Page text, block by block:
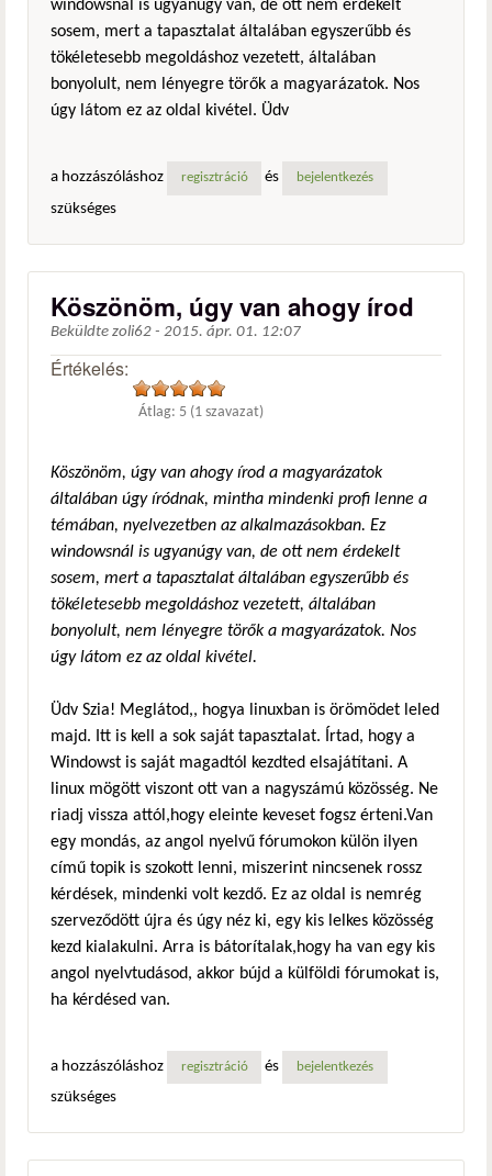
windowsnál is ugyanúgy van, de ott nem érdekelt
sosem, mert a tapasztalat általában egyszerűbb és
tökéletesebb megoldáshoz vezetett, általában
bonyolult, nem lényegre törők a magyarázatok. Nos
úgy látom ez az oldal kivétel. Üdv
a hozzászóláshoz regisztráció és bejelentkezés
szükséges
Köszönöm, úgy van ahogy írod
Beküldte zoli62 - 2015. ápr. 01. 12:07
Értékelés:
Átlag: 5 (1 szavazat)
Köszönöm, úgy van ahogy írod a magyarázatok
általában úgy íródnak, mintha mindenki profi lenne a
témában, nyelvezetben az alkalmazásokban. Ez
windowsnál is ugyanúgy van, de ott nem érdekelt
sosem, mert a tapasztalat általában egyszerűbb és
tökéletesebb megoldáshoz vezetett, általában
bonyolult, nem lényegre törők a magyarázatok. Nos
úgy látom ez az oldal kivétel.
Üdv Szia! Meglátod,, hogya linuxban is örömödet leled
majd. Itt is kell a sok saját tapasztalat. Írtad, hogy a
Windowst is saját magadtól kezdted elsajátítani. A
linux mögött viszont ott van a nagyszámú közösség. Ne
riadj vissza attól,hogy eleinte keveset fogsz érteni.Van
egy mondás, az angol nyelvű fórumokon külön ilyen
című topik is szokott lenni, miszerint nincsenek rossz
kérdések, mindenki volt kezdő. Ez az oldal is nemrég
szerveződött újra és úgy néz ki, egy kis lelkes közösség
kezd kialakulni. Arra is bátorítalak,hogy ha van egy kis
angol nyelvtudásod, akkor bújd a külföldi fórumokat is,
ha kérdésed van.
a hozzászóláshoz regisztráció és bejelentkezés
szükséges